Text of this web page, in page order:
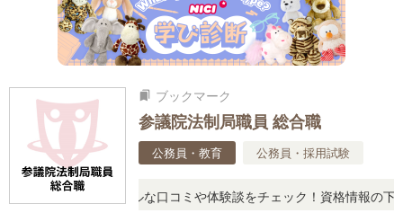
bookmarks ブックマーク
参議院法制局職員 総合職
公務員・教育 公務員・採用試験
に思ったら、リアルな口コミや体験談をチェック！資格情報の下か